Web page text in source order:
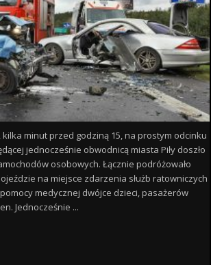
minut przed godziną 15, na prostym odcinku
jednocześnie obwodnicą miasta Piły doszło
osobowych. Łącznie podróżowało
na miejsce zdarzenia służb ratowniczych
medycznej dwójce dzieci, pasażerów
Jednocześnie ...